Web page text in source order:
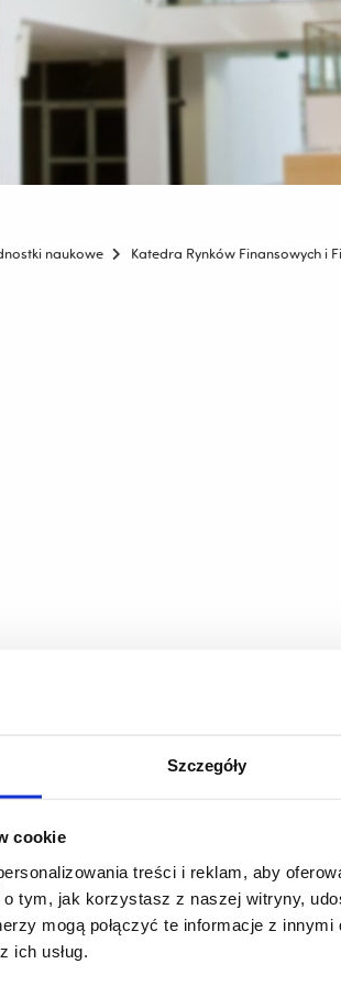
Szczegóły
cookie
treści i reklam, aby
tym, jak korzystasz z naszej witryny,
mogą połączyć te informacje z
ich usług.
naukowe Katedra Rynków Finansowych i